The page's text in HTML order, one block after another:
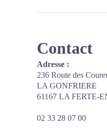
Contact
Adresse :
236 Route des
LA GONFRIERE
61167 LA FERTE-
02 33 28 07 00